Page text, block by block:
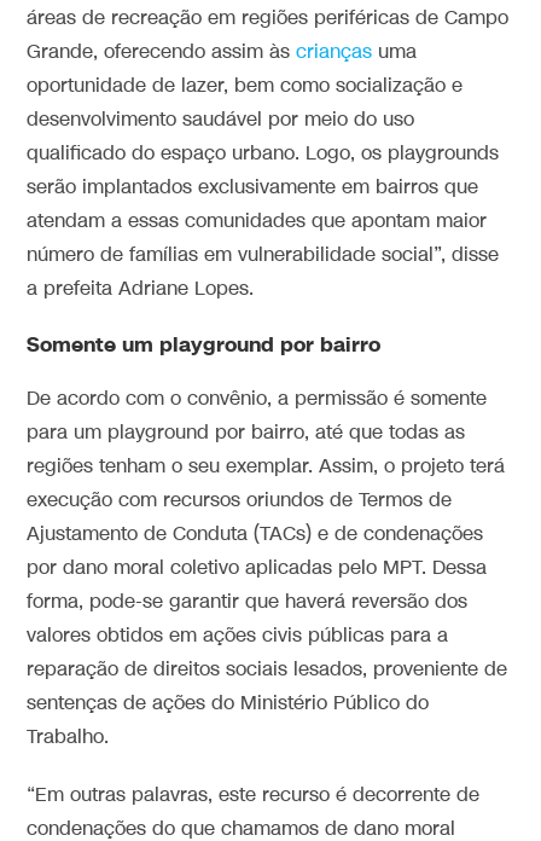
áreas de recreação em regiões periféricas de Campo
Grande, oferecendo assim àscrianças uma
oportunidade de lazer, bem como socialização e
desenvolvimento saudável por meio do uso
qualificado do espaço urbano. Logo, os playgrounds
serão implantados exclusivamente em bairros que
atendam a essas comunidades que apontam maior
número de famílias em vulnerabilidade social”, disse
a prefeita Adriane Lopes.
Somente um playground por bairro
De acordo com o convênio, a permissão é somente
para um playground por bairro, até que todas as
regiões tenham o seu exemplar. Assim, o projeto terá
execução com recursos oriundos de Termos de
Ajustamento de Conduta (TACs) e de condenações
por dano moral coletivo aplicadas pelo MPT. Dessa
forma, pode-se garantir que haverá reversão dos
valores obtidos em ações civis públicas para a
reparação de direitos sociais lesados, proveniente de
sentenças de ações do Ministério Público do
Trabalho.
“Em outras palavras, este recurso é decorrente de
condenações do que chamamos de dano moral